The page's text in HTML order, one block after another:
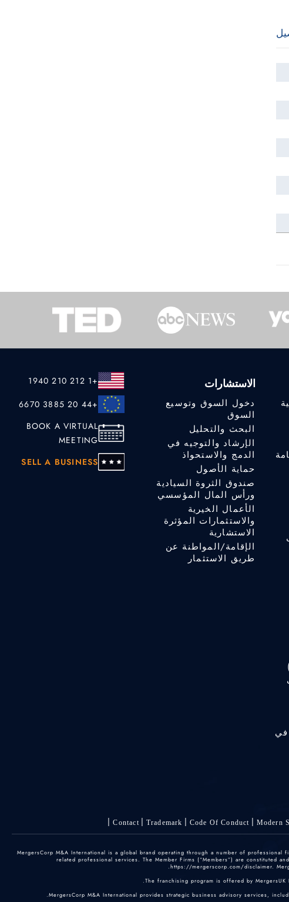
في
الاستشارات
دخول السوق وتوسيع
السوق
البحث والتحليل
الإرشاد والتوجيه في
الدمج والاستحواذ
حماية الأصول
صندوق الثروة السيادية
ورأس المال المؤسسي
الأعمال الخيرية
والاستثمارات المؤثرة
الاستشارية
الإقامة/المواطنة عن
طريق الاستثمار
+1 212 210 1940
+44 20 3885 6670
BOOK A VIRTUAL
MEETING
SELL A BUSINESS
Modern
Code Of Conduct
Trademark
Contact
© 2025 MergersCorp M&A International is a global brand operating through a number of
related professional services. The Member Firms (“Members”) are constituted
https://mergerscorp.com/disclaimer.
The franchising program is offered by
MergersCorp M&A International provides strategic business advisory services,